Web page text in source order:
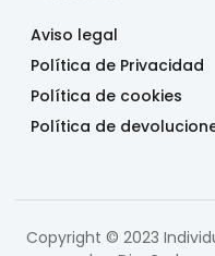
Aviso legal
Política de Privacidad
Política de cookies
Política de
Copyright © 2023